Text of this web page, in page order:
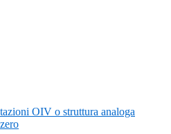
OIV o struttura analoga